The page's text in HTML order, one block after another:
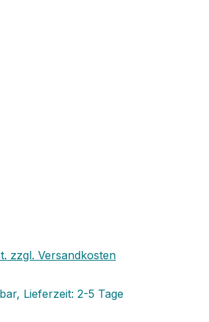
zzgl. Versandkosten
Lieferzeit: 2-5 Tage